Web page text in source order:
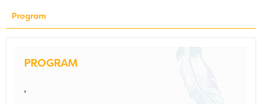
Program
PROGRAM
,